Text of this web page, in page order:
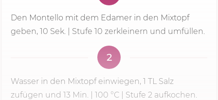
Den Montello mit dem Edamer in den Mixtopf
geben, 10 Sek. | Stufe 10 zerkleinern und umfüllen.
2
Wasser in den Mixtopf einwiegen, 1 TL Salz
zufügen und 13 Min. 100 °C Stufe 2 aufkochen.